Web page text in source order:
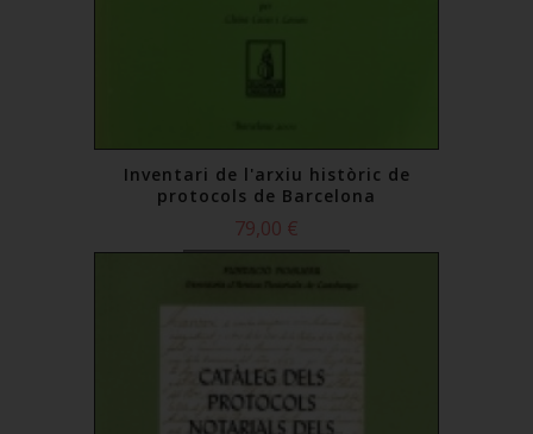
Inventari de l'arxiu històric de
protocols de Barcelona
79,00 €